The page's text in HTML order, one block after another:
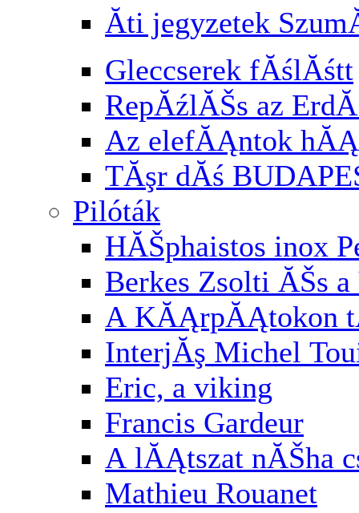
Ăti jegyzetek
Gleccserek fĂślĂśtt
RepĂźlĂŠs az
Az elefĂĄntok
TĂşr dĂś
Pilóták
HĂŠphaistos inox
Berkes Zsolti ĂŠs
A KĂĄrpĂĄtokon
InterjĂş Michel
Eric, a viking
Francis Gardeur
A lĂĄtszat nĂŠha
Mathieu Rouanet